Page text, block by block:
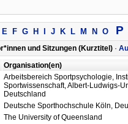
E F G H J K L M N O P
und Sitzungen (Kurztitel) ·
Organisation(en)
Arbeitsbereich Sportpsychologie,
Sportwissenschaft, Albert-Ludwigs-
Deutschland
Deutsche Sporthochschule Köln,
The University of Queensland